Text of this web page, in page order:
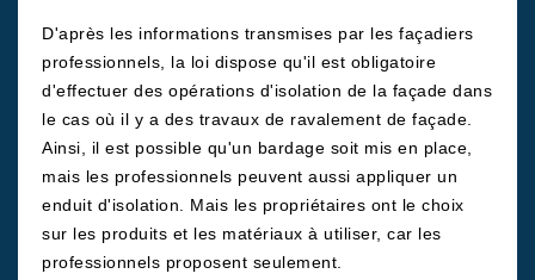
D'après les informations transmises par les façadiers
professionnels, la loi dispose qu'il est obligatoire
d'effectuer des opérations d'isolation de la façade dans
le cas où il y a des travaux de ravalement de façade.
Ainsi, il est possible qu'un bardage soit mis en place,
mais les professionnels peuvent aussi appliquer un
enduit d'isolation. Mais les propriétaires ont le choix
sur les produits et les matériaux à utiliser, car les
professionnels proposent seulement.